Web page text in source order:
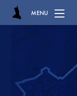
MENU